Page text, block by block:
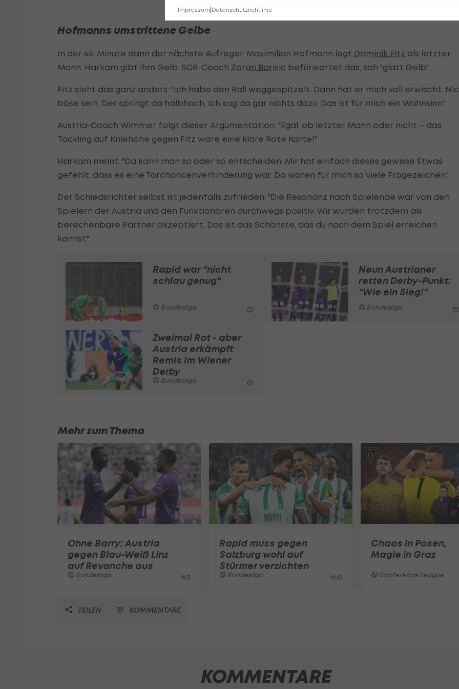
Hofmanns umstrittene Gelbe
In der 65. Minute dann der nächste Aufreger. Maximilian Hofmann legt Dominik Fitz als letzter
Mann. Harkam gibt ihm Gelb. SCR-Coach Zoran Barisic befürwortet das, sah "glatt Gelb".
Fitz sieht das ganz anders: "Ich habe den Ball weggespitzelt. Dann hat er mich voll erwischt.
böse sein. Der springt da halbhoch, ich sag da gar nichts dazu. Das ist für mich ein Wahnsinn."
Austria-Coach Wimmer folgt dieser Argumentation: "Egal, ob letzter Mann oder nicht – das
Tackling auf Kniehöhe gegen Fitz ware eine klare Rote Karte!"
Harkam meint: "Da kann man so oder so entscheiden. Mir hat einfach dieses gewisse Etwas
gefehlt, dass es eine Torchancenverhinderung war. Da waren für mich so viele Fragezeichen."
Der Schiedsrichter selbst ist jedenfalls zufrieden: "Die Resonanz nach Spielende war von den
Spielern der Austria und den Funktionären durchwegs positiv. Wir wurden trotzdem als
berechenbare Partner akzeptiert. Das ist das Schönste, das du nach dem Spiel erreichen
kannst."
Rapid war "nicht
schlau genug"
Bundesliga
Neun Austrianer
retten Derby-Punkt:
"Wie ein Sieg!"
Bundesliga
Zweimal Rot - aber
Austria erkämpft
Remis im Wiener
Derby
Bundesliga
Mehr zum Thema
Ohne Barry: Austria
gegen Blau-Weiß Linz
auf Revanche aus
Bundesliga 5
Rapid muss gegen
Salzburg wohl auf
Stürmer verzichten
Bundesliga 10
Chaos in Posen,
Magie in Graz
Conference League
TEILEN KOMMENTARE
KOMMENTARE
Impressum|Datenschutzrichtlinie